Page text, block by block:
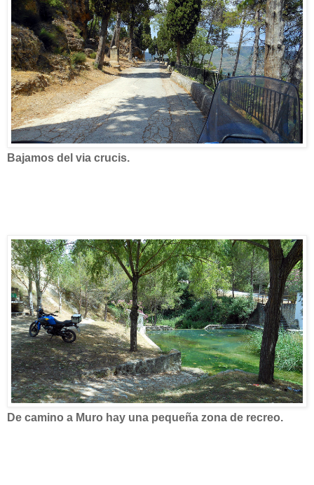
Bajamos del via crucis.
De camino a Muro hay una pequeña zona de recreo.